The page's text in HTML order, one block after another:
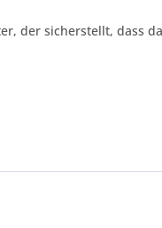
der sicherstellt, dass